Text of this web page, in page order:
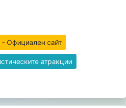
Официален сайт
атракции